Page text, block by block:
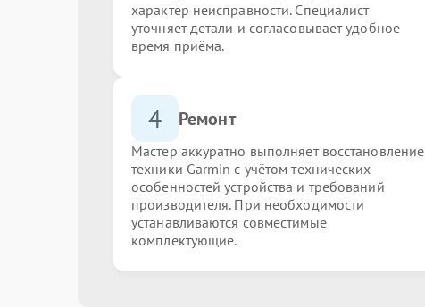
характер неисправности. Специалист
уточняет детали и согласовывает удобное
время приёма.
4 Ремонт
Мастер аккуратно выполняет восстановление
техники Garmin с учётом технических
особенностей устройства и требований
производителя. При необходимости
устанавливаются совместимые
комплектующие.